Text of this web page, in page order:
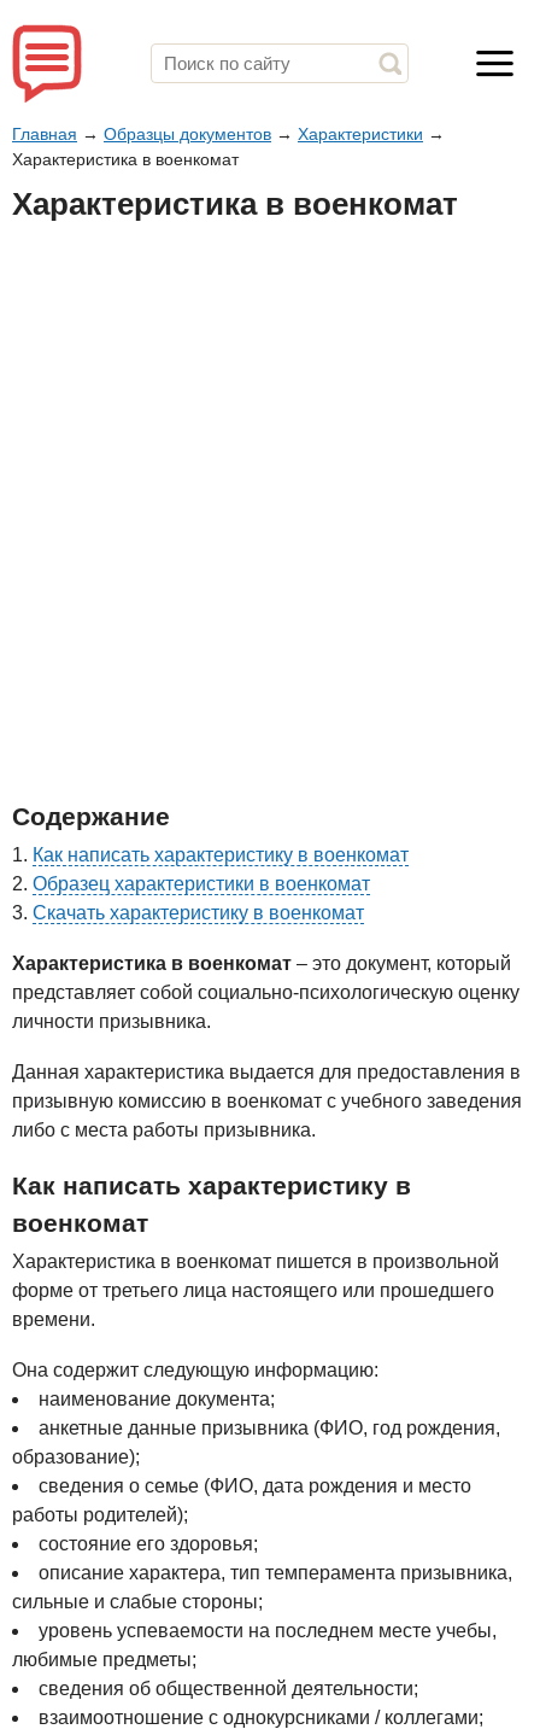
Главная → Образцы документов → Характеристики →
Характеристика в военкомат
Характеристика в военкомат
Содержание
Как написать характеристику в военкомат
Образец характеристики в военкомат
Скачать характеристику в военкомат
Характеристика в военкомат – это документ, который
представляет собой социально-психологическую оценку
личности призывника.
Данная характеристика выдается для предоставления в
призывную комиссию в военкомат с учебного заведения
либо с места работы призывника.
Как написать характеристику в
военкомат
Характеристика в военкомат пишется в произвольной
форме от третьего лица настоящего или прошедшего
времени.
Она содержит следующую информацию:
наименование документа;
анкетные данные призывника (ФИО, год рождения,
образование);
сведения о семье (ФИО, дата рождения и место
работы родителей);
состояние его здоровья;
описание характера, тип темперамента призывника,
сильные и слабые стороны;
уровень успеваемости на последнем месте учебы,
любимые предметы;
сведения об общественной деятельности;
взаимоотношение с однокурсниками / коллегами;